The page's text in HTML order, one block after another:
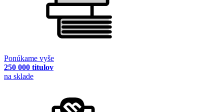
Ponúkame vyše
250 000 titulov
na sklade